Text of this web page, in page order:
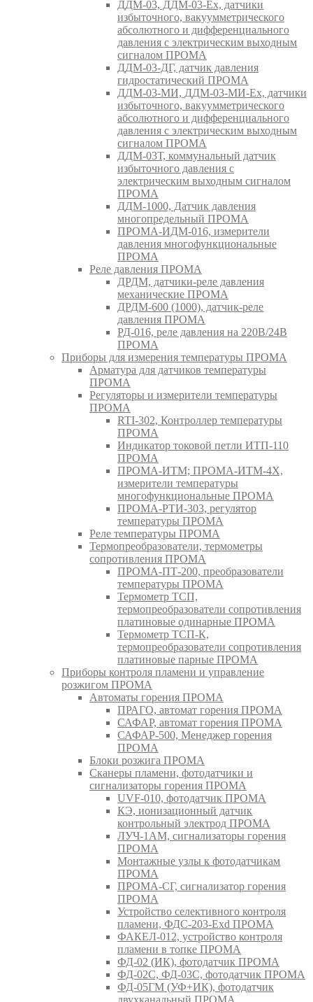
ДДМ-03, ДДМ-03-Ех, датчики
избыточного, вакуумметрического
абсолютного и дифференциального
давления с электрическим выходным
сигналом ПРОМА
ДДМ-03-ДГ, датчик давления
гидростатический ПРОМА
ДДМ-03-МИ, ДДМ-03-МИ-Ех, датчики
избыточного, вакуумметрического
абсолютного и дифференциального
давления с электрическим выходным
сигналом ПРОМА
ДДМ-03Т, коммунальный датчик
избыточного давления с
электрическим выходным сигналом
ПРОМА
ДДМ-1000, Датчик давления
многопредельный ПРОМА
ПРОМА-ИДМ-016, измерители
давления многофункциональные
ПРОМА
Реле давления ПРОМА
ДРДМ, датчики-реле давления
механические ПРОМА
ДРДМ-600 (1000), датчик-реле
давления ПРОМА
РД-016, реле давления на 220В/24В
ПРОМА
Приборы для измерения температуры ПРОМА
Арматура для датчиков температуры
ПРОМА
Регуляторы и измерители температуры
ПРОМА
RTI-302, Контроллер температуры
ПРОМА
Индикатор токовой петли ИТП-110
ПРОМА
ПРОМА-ИТМ; ПРОМА-ИТМ-4Х,
измерители температуры
многофункциональные ПРОМА
ПРОМА-РТИ-303, регулятор
температуры ПРОМА
Реле температуры ПРОМА
Термопреобразователи, термометры
сопротивления ПРОМА
ПРОМА-ПТ-200, преобразователи
температуры ПРОМА
Термометр ТСП,
термопреобразователи сопротивления
платиновые одинарные ПРОМА
Термометр ТСП-К,
термопреобразователи сопротивления
платиновые парные ПРОМА
Приборы контроля пламени и управление
розжигом ПРОМА
Автоматы горения ПРОМА
ПРАГО, автомат горения ПРОМА
САФАР, автомат горения ПРОМА
САФАР-500, Менеджер горения
ПРОМА
Блоки розжига ПРОМА
Сканеры пламени, фотодатчики и
сигнализаторы горения ПРОМА
UVF-010, фотодатчик ПРОМА
КЭ, ионизационный датчик
контрольный электрод ПРОМА
ЛУЧ-1АМ, сигнализаторы горения
ПРОМА
Монтажные узлы к фотодатчикам
ПРОМА
ПРОМА-СГ, сигнализатор горения
ПРОМА
Устройство селективного контроля
пламени, ФДС-203-Exd ПРОМА
ФАКЕЛ-012, устройство контроля
пламени в топке ПРОМА
ФД-02 (ИК), фотодатчик ПРОМА
ФД-02С, ФД-03С, фотодатчик ПРОМА
ФД-05ГМ (УФ+ИК), фотодатчик
двухканальный ПРОМА